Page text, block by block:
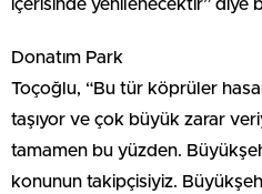
içerisinde yenilenecektir” diye
Donatım Park
Toçoğlu, “Bu tür köprüler
taşıyor ve çok büyük zarar
tamamen bu yüzden.
konunun takipçisiyiz.